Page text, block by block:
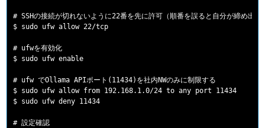
# SSHの接続が切れないように22番を先に許可（順番を誤ると自分が締め出さ
$ sudo ufw allow 22/tcp
# ufwを有効化
$ sudo ufw enable
# ufw でOllama APIポート(11434)を社内NWのみに制限する
$ sudo ufw allow from 192.168.1.0/24 to any port 11434
$ sudo ufw deny 11434
# 設定確認